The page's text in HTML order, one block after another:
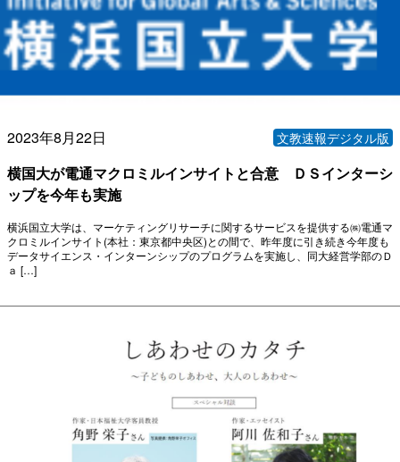
2023年8月22日 文教速報デジタル版
横国大が電通マクロミルインサイトと合意 ＤＳインターシ
ップを今年も実施
横浜国立大学は、マーケティングリサーチに関するサービスを提供する㈱電通マ
クロミルインサイト(本社：東京都中央区)との間で、昨年度に引き続き今年度も
データサイエンス・インターンシップのプログラムを実施し、同大経営学部のＤ
ａ […]